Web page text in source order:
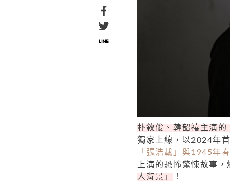
朴敘俊、韓韶禧主演
獨家上線，以2024年
「張浩載」與1945年
上演的恐怖驚悚故事
人背景」
！